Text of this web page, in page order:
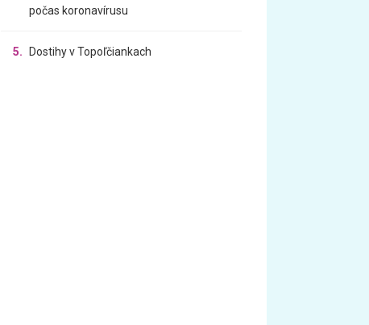
počas koronavírusu
5. Dostihy v Topoľčiankach